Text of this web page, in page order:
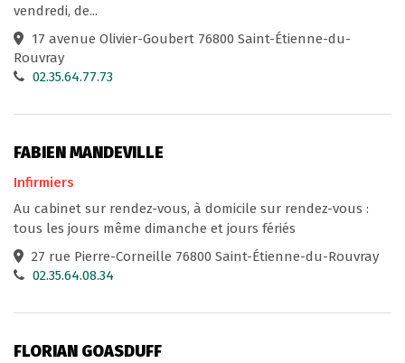
vendredi, de...
17 avenue Olivier-Goubert 76800 Saint-Étienne-du-
Rouvray
02.35.64.77.73
FABIEN MANDEVILLE
Infirmiers
Au cabinet sur rendez-vous, à domicile sur rendez-vous :
tous les jours même dimanche et jours fériés
27 rue Pierre-Corneille 76800 Saint-Étienne-du-Rouvray
02.35.64.08.34
FLORIAN GOASDUFF